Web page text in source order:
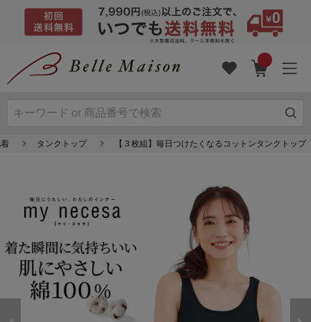
タンクトップ 【３枚組】毎日つけたくなるコットンタンクトップ